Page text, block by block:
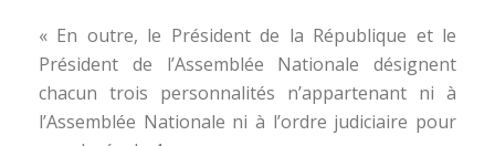
« En outre, le Président de la République et le
Président de l’Assemblée Nationale désignent
chacun trois personnalités n’appartenant ni à
l’Assemblée Nationale ni à l’ordre judiciaire pour